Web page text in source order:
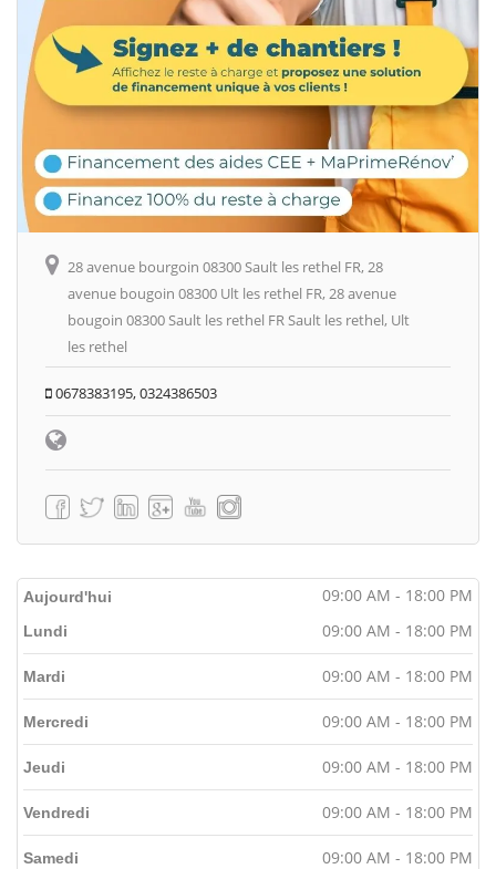
28 avenue bourgoin 08300 Sault les rethel FR, 28
avenue bougoin 08300 Ult les rethel FR, 28 avenue
bougoin 08300 Sault les rethel FR Sault les rethel, Ult
les rethel
0678383195, 0324386503
Aujourd'hui 09:00 AM - 18:00 PM
Lundi 09:00 AM - 18:00 PM
Mardi 09:00 AM - 18:00 PM
Mercredi 09:00 AM - 18:00 PM
Jeudi 09:00 AM - 18:00 PM
Vendredi 09:00 AM - 18:00 PM
Samedi 09:00 AM - 18:00 PM